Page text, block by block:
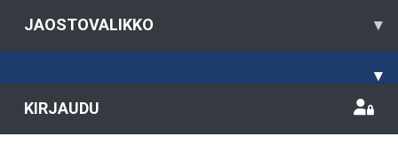
JAOSTOVALIKKO ▾
▾
KIRJAUDU